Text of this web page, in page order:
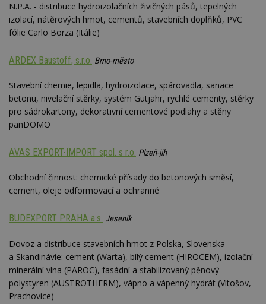
N.P.A. - distribuce hydroizolačních živičných pásů, tepelných
izolací, nátěrových hmot, cementů, stavebních doplňků, PVC
fólie Carlo Borza (Itálie)
ARDEX Baustoff, s.r.o. Brno-město
Stavební chemie, lepidla, hydroizolace, spárovadla, sanace
betonu, nivelační stěrky, systém Gutjahr, rychlé cementy, stěrky
pro sádrokartony, dekorativní cementové podlahy a stěny
panDOMO
AVAS EXPORT-IMPORT spol. s r.o. Plzeň-jih
Obchodní činnost: chemické přísady do betonových směsí,
cement, oleje odformovací a ochranné
BUDEXPORT PRAHA a.s. Jeseník
Dovoz a distribuce stavebních hmot z Polska, Slovenska
a Skandinávie: cement (Warta), bílý cement (HIROCEM), izolační
minerální vlna (PAROC), fasádní a stabilizovaný pěnový
polystyren (AUSTROTHERM), vápno a vápenný hydrát (Vitošov,
Prachovice)